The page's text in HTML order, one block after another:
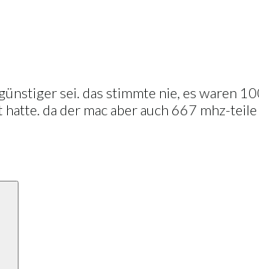
sei. das stimmte nie, es waren
da der mac aber auch 667 mhz-